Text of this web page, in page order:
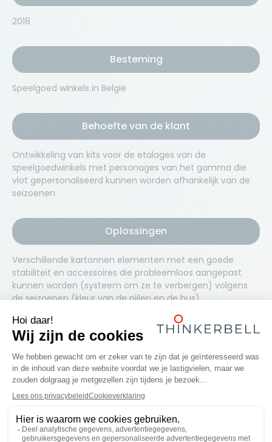
2018
Besteming
Speelgoed winkels in Belgïe
Behoefte van de klant
Ontwikkeling van kits voor de etalages van de
speelgoedwinkels met personages van het gamma die
vlot gepersonaliseerd kunnen worden afhankelijk van de
seizoenen
Oplossingen
Verschillende kartonnen elementen met een goede
stabiliteit en accessoires die probleemloos aangepast
kunnen worden (systeem om ze te verbergen) volgens
de seizoenen (kleur van de pijlen en de bus).
Zin om samen te werken?
Start een project